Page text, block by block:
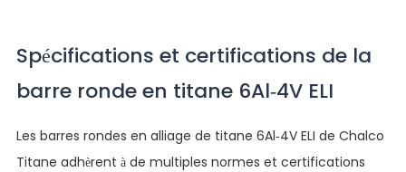
Spécifications et certifications de la
barre ronde en titane 6Al-4V ELI
Les barres rondes en alliage de titane 6Al-4V ELI de Chalco
Titane adhèrent à de multiples normes et certifications